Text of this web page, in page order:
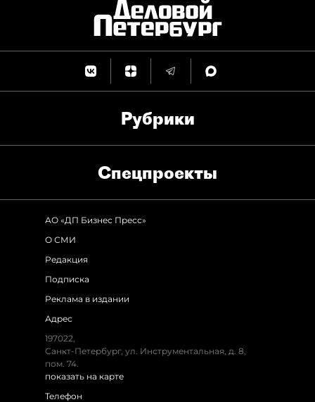
Рубрики
Спец­проекты
АО «ДП Бизнес Пресс»
О СМИ
Редакция
Подписка
Реклама в издании
Адрес
197022,
Санкт-Петербург, ул. Инструментальная, д. 8,
пом. 74.
показать на карте
Телефон